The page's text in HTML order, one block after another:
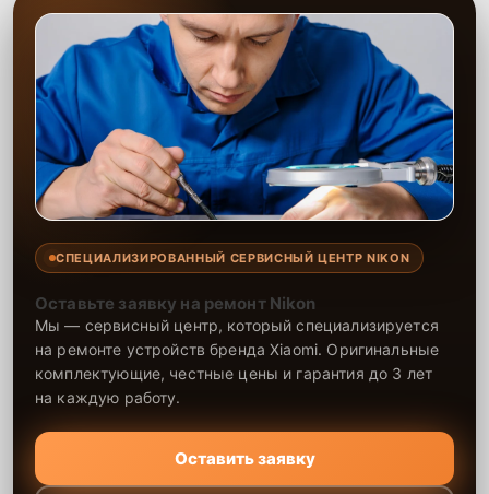
СПЕЦИАЛИЗИРОВАННЫЙ СЕРВИСНЫЙ ЦЕНТР NIKON
Оставьте заявку на ремонт Nikon
Мы — сервисный центр, который специализируется
на ремонте устройств бренда Xiaomi. Оригинальные
комплектующие, честные цены и гарантия до 3 лет
на каждую работу.
Оставить заявку